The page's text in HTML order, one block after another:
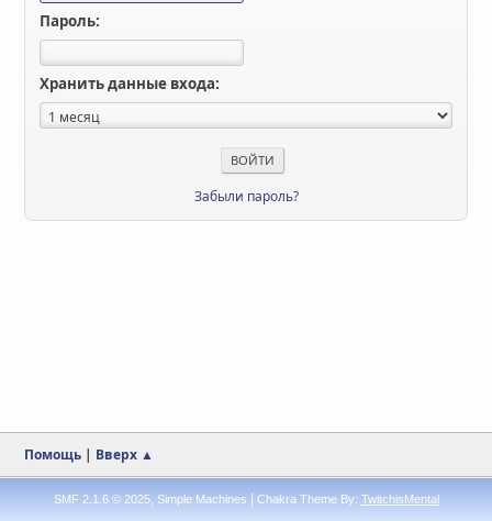
Пароль:
Хранить данные входа:
Забыли пароль?
Помощь | Вверх ▲
SMF 2.1.6 © 2025, Simple Machines Chakra Theme By: TwitchisMental